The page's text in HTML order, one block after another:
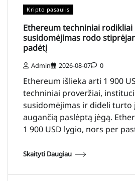
Kripto pasaulis
Ethereum techniniai
susidomėjimas rodo
padėtį
Admin 2026-08-07 0
Ethereum išlieka arti 1 900
techniniai proveržiai,
susidomėjimas ir dideli turto
augančią paslėptą jėgą.
1 900 USD lygio, nors per
Skaityti Daugiau